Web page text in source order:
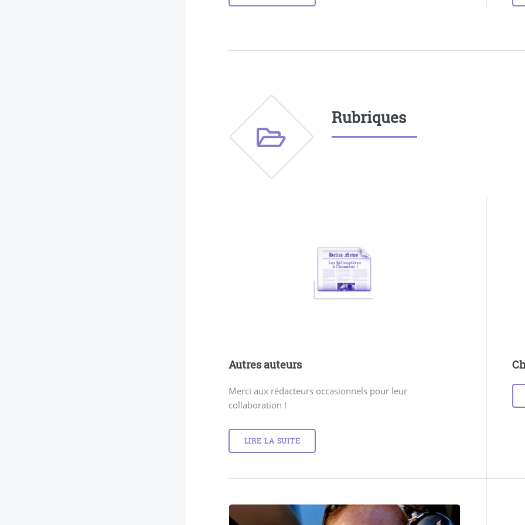
Rubriques
Autres auteurs
Merci aux rédacteurs occasionnels pour leur
collaboration !
LIRE LA SUITE